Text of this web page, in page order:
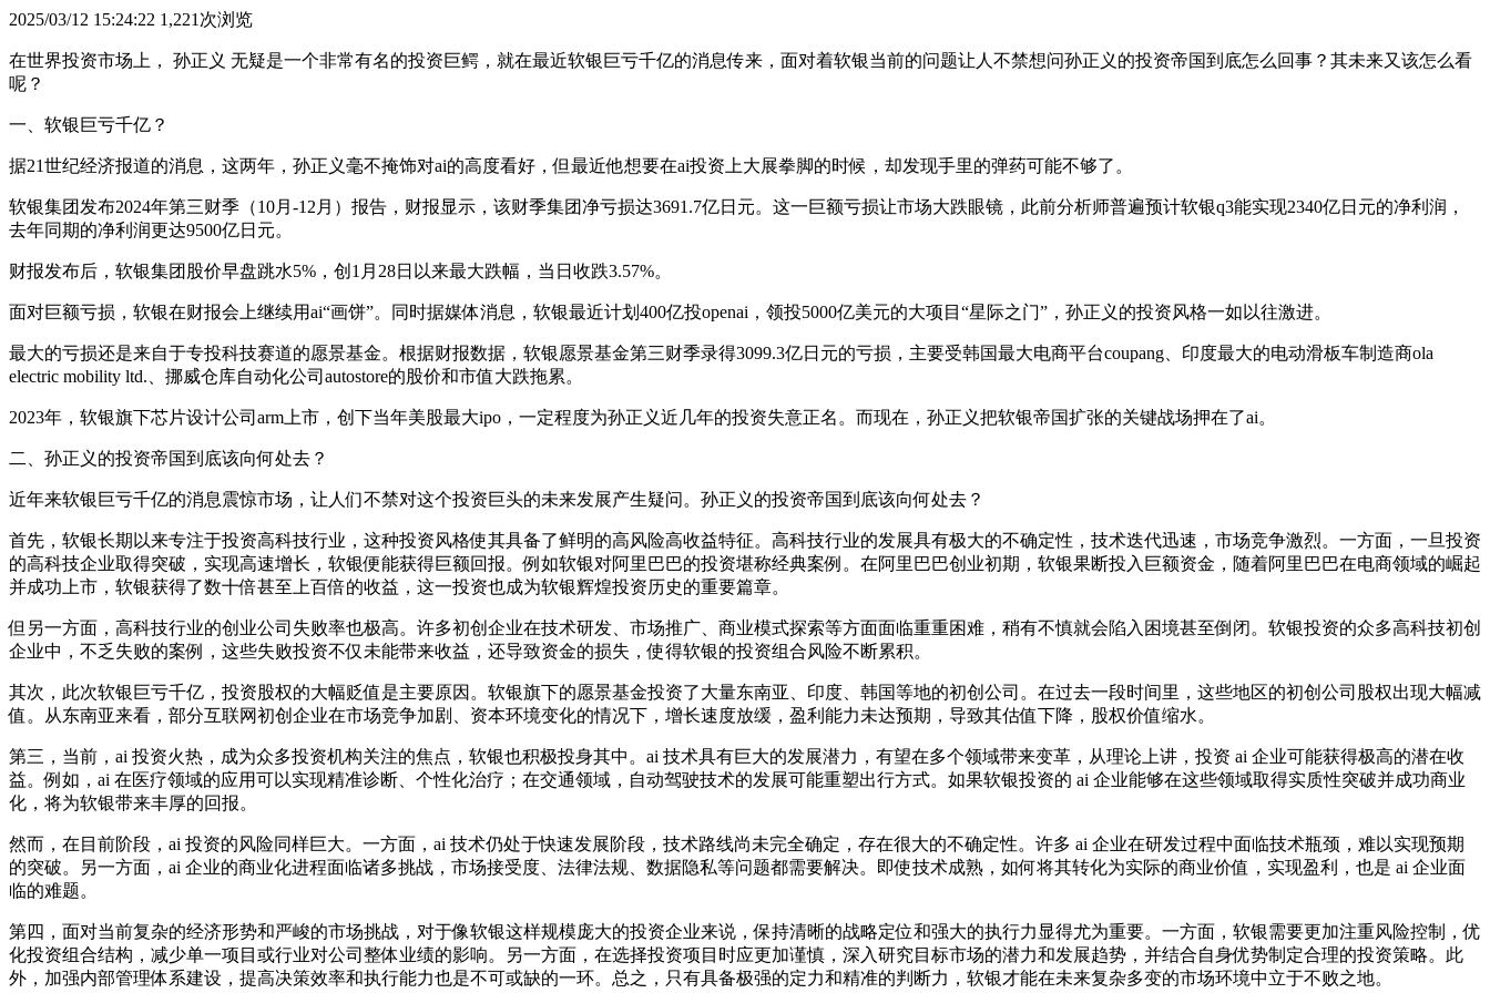
2025/03/12 15:24:22 1,221次浏览
在世界投资市场上， 孙正义 无疑是一个非常有名的投资巨鳄，就在最近软银巨亏千亿的消息传来，面对着软银当前的问题让人不禁想问孙正义的投资帝国到底怎么回事？其未来又该怎么看
呢？
一、软银巨亏千亿？
据21世纪经济报道的消息，这两年，孙正义毫不掩饰对ai的高度看好，但最近他想要在ai投资上大展拳脚的时候，却发现手里的弹药可能不够了。
软银集团发布2024年第三财季（10月-12月）报告，财报显示，该财季集团净亏损达3691.7亿日元。这一巨额亏损让市场大跌眼镜，此前分析师普遍预计软银q3能实现2340亿日元的净利润，
去年同期的净利润更达9500亿日元。
财报发布后，软银集团股价早盘跳水5%，创1月28日以来最大跌幅，当日收跌3.57%。
面对巨额亏损，软银在财报会上继续用ai“画饼”。同时据媒体消息，软银最近计划400亿投openai，领投5000亿美元的大项目“星际之门”，孙正义的投资风格一如以往激进。
最大的亏损还是来自于专投科技赛道的愿景基金。根据财报数据，软银愿景基金第三财季录得3099.3亿日元的亏损，主要受韩国最大电商平台coupang、印度最大的电动滑板车制造商ola
electric mobility ltd.、挪威仓库自动化公司autostore的股价和市值大跌拖累。
2023年，软银旗下芯片设计公司arm上市，创下当年美股最大ipo，一定程度为孙正义近几年的投资失意正名。而现在，孙正义把软银帝国扩张的关键战场押在了ai。
二、孙正义的投资帝国到底该向何处去？
近年来软银巨亏千亿的消息震惊市场，让人们不禁对这个投资巨头的未来发展产生疑问。孙正义的投资帝国到底该向何处去？
首先，软银长期以来专注于投资高科技行业，这种投资风格使其具备了鲜明的高风险高收益特征。高科技行业的发展具有极大的不确定性，技术迭代迅速，市场竞争激烈。一方面，一旦投资
的高科技企业取得突破，实现高速增长，软银便能获得巨额回报。例如软银对阿里巴巴的投资堪称经典案例。在阿里巴巴创业初期，软银果断投入巨额资金，随着阿里巴巴在电商领域的崛起
并成功上市，软银获得了数十倍甚至上百倍的收益，这一投资也成为软银辉煌投资历史的重要篇章。
但另一方面，高科技行业的创业公司失败率也极高。许多初创企业在技术研发、市场推广、商业模式探索等方面面临重重困难，稍有不慎就会陷入困境甚至倒闭。软银投资的众多高科技初创
企业中，不乏失败的案例，这些失败投资不仅未能带来收益，还导致资金的损失，使得软银的投资组合风险不断累积。
其次，此次软银巨亏千亿，投资股权的大幅贬值是主要原因。软银旗下的愿景基金投资了大量东南亚、印度、韩国等地的初创公司。在过去一段时间里，这些地区的初创公司股权出现大幅减
值。从东南亚来看，部分互联网初创企业在市场竞争加剧、资本环境变化的情况下，增长速度放缓，盈利能力未达预期，导致其估值下降，股权价值缩水。
第三，当前，ai 投资火热，成为众多投资机构关注的焦点，软银也积极投身其中。ai 技术具有巨大的发展潜力，有望在多个领域带来变革，从理论上讲，投资 ai 企业可能获得极高的潜在收
益。例如，ai 在医疗领域的应用可以实现精准诊断、个性化治疗；在交通领域，自动驾驶技术的发展可能重塑出行方式。如果软银投资的 ai 企业能够在这些领域取得实质性突破并成功商业
化，将为软银带来丰厚的回报。
然而，在目前阶段，ai 投资的风险同样巨大。一方面，ai 技术仍处于快速发展阶段，技术路线尚未完全确定，存在很大的不确定性。许多 ai 企业在研发过程中面临技术瓶颈，难以实现预期
的突破。另一方面，ai 企业的商业化进程面临诸多挑战，市场接受度、法律法规、数据隐私等问题都需要解决。即使技术成熟，如何将其转化为实际的商业价值，实现盈利，也是 ai 企业面
临的难题。
第四，面对当前复杂的经济形势和严峻的市场挑战，对于像软银这样规模庞大的投资企业来说，保持清晰的战略定位和强大的执行力显得尤为重要。一方面，软银需要更加注重风险控制，优
化投资组合结构，减少单一项目或行业对公司整体业绩的影响。另一方面，在选择投资项目时应更加谨慎，深入研究目标市场的潜力和发展趋势，并结合自身优势制定合理的投资策略。此
外，加强内部管理体系建设，提高决策效率和执行能力也是不可或缺的一环。总之，只有具备极强的定力和精准的判断力，软银才能在未来复杂多变的市场环境中立于不败之地。